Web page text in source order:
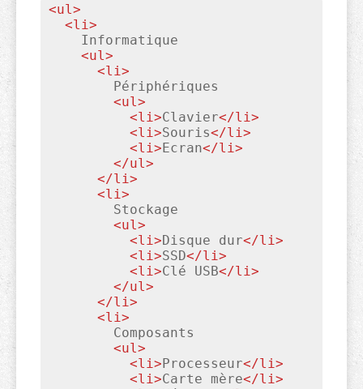
<ul >
<li >
    Informatique
<ul >
<li >
        Périphériques
<ul >
<li >Clavier</li >
<li >Souris</li >
<li >Ecran</li >
</ul >
</li >
<li >
        Stockage
<ul >
<li >Disque dur</li >
<li >SSD</li >
<li >Clé USB</li >
</ul >
</li >
<li >
        Composants
<ul >
<li >Processeur</li >
<li >Carte mère</li >